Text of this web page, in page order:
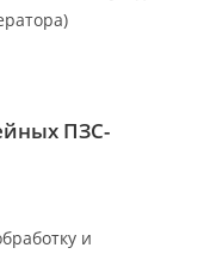
ПЗС-
и